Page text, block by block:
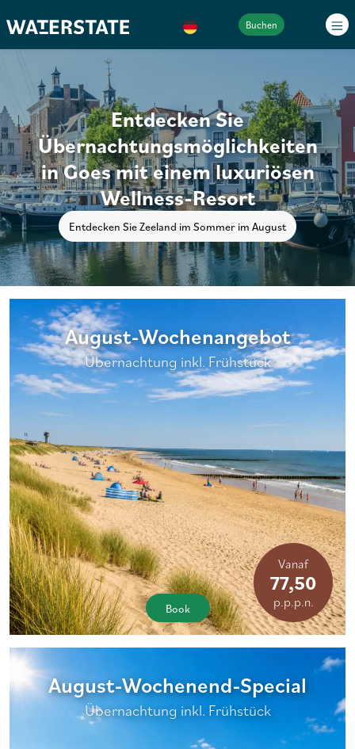
Buchen
Entdecken Sie
Übernachtungsmöglichkeiten
in Goes mit einem luxuriösen
Wellness-Resort
Entdecken Sie Zeeland im Sommer im August
Vanaf
77,50
p.p.p.n.
August-Wochenangebot
Übernachtung inkl. Frühstück
Book
August-Wochenend-Special
Übernachtung inkl. Frühstück